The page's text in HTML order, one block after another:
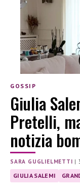
GOSSIP
Giulia
Pretelli,
notizia
SARA GUGLIELMETTI |
GIULIA SALEMI